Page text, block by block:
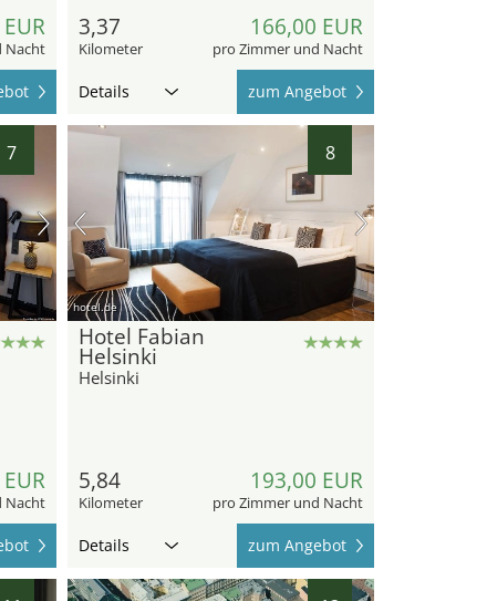
Nacht
3,37
Kilometer
166,00 EUR
pro Zimmer und Nacht
Details zum Angebot
7
Nacht
8
hotel.de
Hotel Fabian
Helsinki
Helsinki
5,84
Kilometer
193,00 EUR
pro Zimmer und Nacht
Details zum Angebot